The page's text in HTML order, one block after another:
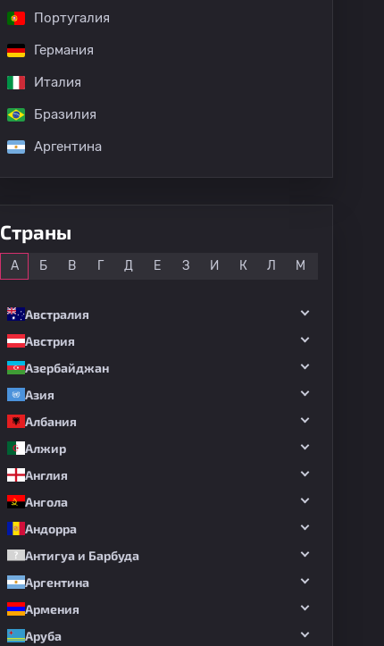
Португалия
Германия
Италия
Бразилия
Аргентина
Страны
А Б В Г Д Е З И К Л М
Австралия
Австрия
Азербайджан
Азия
Албания
Алжир
Англия
Ангола
Андорра
Антигуа и Барбуда
Аргентина
Армения
Аруба